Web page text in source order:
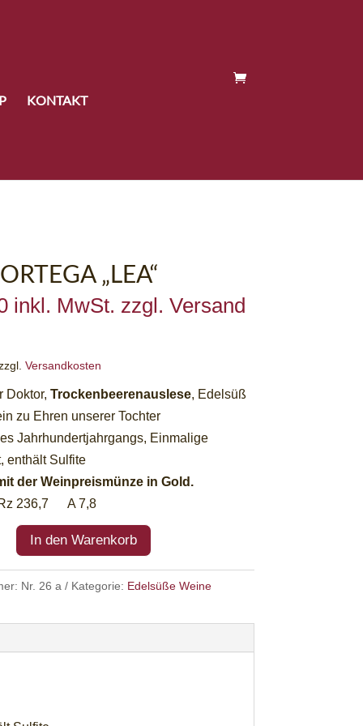
KONTAKT
„LEA“
inkl. MwSt. zzgl. Versand
Versandkosten
Doktor,Trockenbeerenauslese, Edelsüß
zu Ehren unserer Tochter
Jahrhundertjahrgangs, Einmalige
enthält Sulfite
der Weinpreismünze in Gold.
236,7 A 7,8
In den Warenkorb
Nr. 26 a Kategorie: Edelsüße Weine